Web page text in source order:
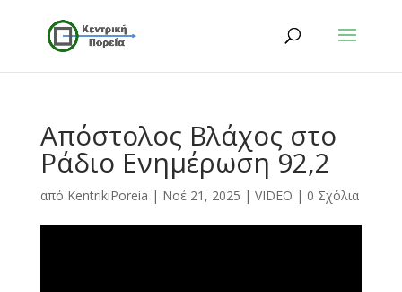
Απόστολος Βλάχος στο
Ράδιο Ενημέρωση 92,2
από KentrikiPoreia | Νοέ 21, 2025 | VIDEO | 0 Σχόλια